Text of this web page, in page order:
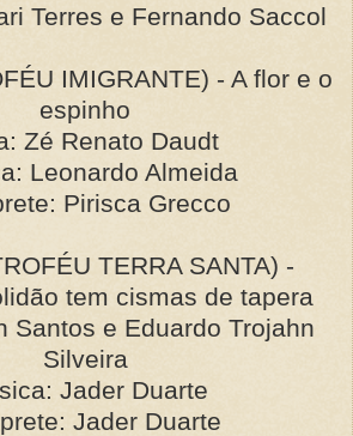
Terres e Fernando Saccol
IMIGRANTE) - A flor e o
espinho
Zé Renato Daudt
Leonardo Almeida
Pirisca Grecco
TERRA SANTA) -
tem cismas de tapera
Santos e Eduardo Trojahn
Silveira
Jader Duarte
Jader Duarte